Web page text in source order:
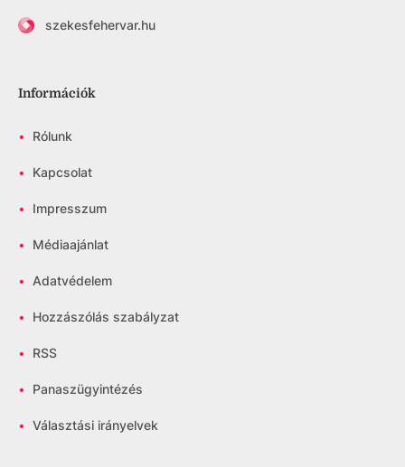
szekesfehervar.hu
Információk
• Rólunk
• Kapcsolat
• Impresszum
• Médiaajánlat
• Adatvédelem
• Hozzászólás szabályzat
• RSS
• Panaszügyintézés
• Választási irányelvek